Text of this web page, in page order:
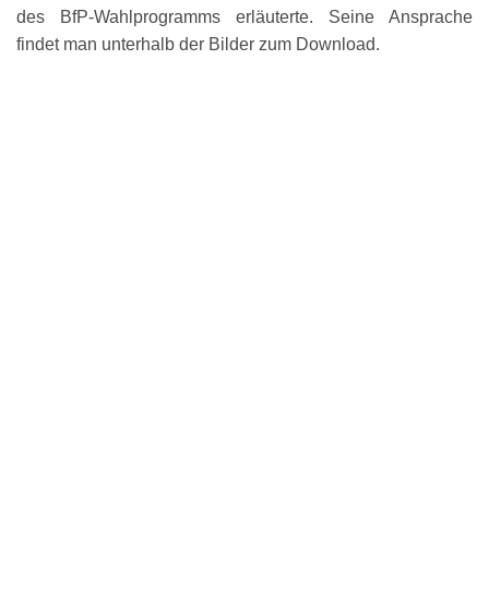
des BfP-Wahlprogramms erläuterte. Seine Ansprache
findet man unterhalb der Bilder zum Download.